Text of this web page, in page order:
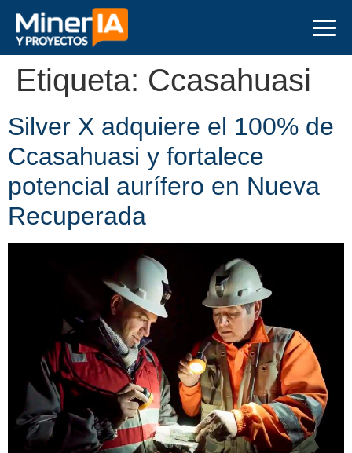
Etiqueta: Ccasahuasi
Silver X adquiere el 100% de
Ccasahuasi y fortalece
potencial aurífero en Nueva
Recuperada